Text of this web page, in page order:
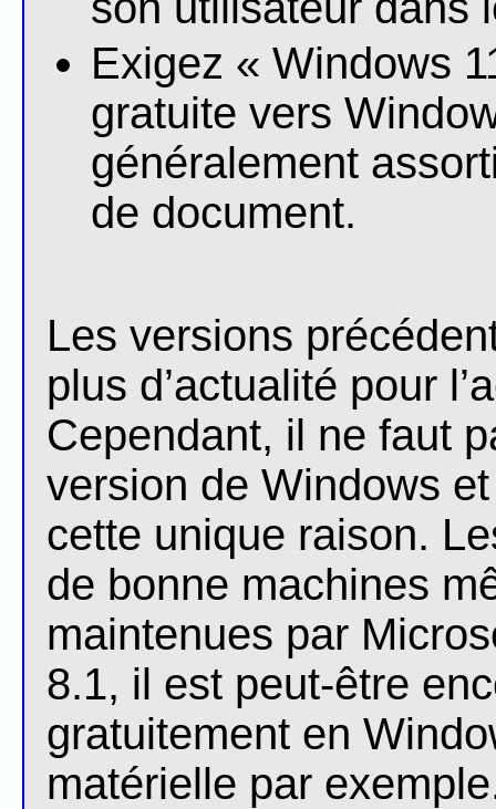
Exigez « Windows
gratuite vers
généralement
de document.
Les versions
plus d’actualité pour
Cependant, il ne faut
version de Windows
cette unique raison.
de bonne machines
maintenues par
8.1, il est peut-être
gratuitement en
matérielle par